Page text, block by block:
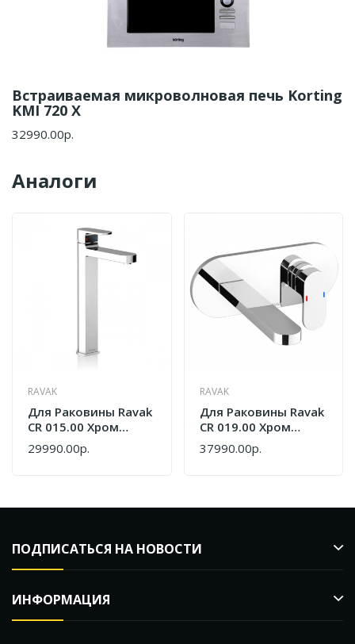
Встраиваемая микроволновая печь Korting
KMI 720 X
32990.00р.
Аналоги
RAVAK
Для Раковины Ravak
CR 015.00 Хром
X070100
29990.00р.
RAVAK
Для Раковины Ravak
CR 019.00 Хром
X070093
37990.00р.
ПОДПИСАТЬСЯ НА НОВОСТИ
ИНФОРМАЦИЯ